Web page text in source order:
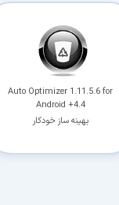
Auto Optimizer 1.11.5.6 for
Android +4.4
بهینه ساز خودکار